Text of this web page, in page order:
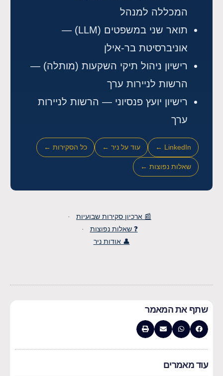
המכללה למנהל
תואר שני במשפטים (LLM) —
אוניברסיטת בר-אילן
רישיון ניהול תיקי השקעות (מותלה) —
הרשות לניירות ערך
רישיון יועץ פנסיוני — הרשות לניירות
ערך
LinkedIn ← עוד על ניר ← כל הסקירות ←
שאלות נפוצות ←
📰 ארכיון סקירות שבועיות
·
❓ שאלות נפוצות
·
👤 אודות ניר
שתף את המאמר
עוד מאמרים